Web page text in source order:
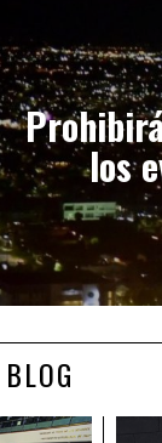
los